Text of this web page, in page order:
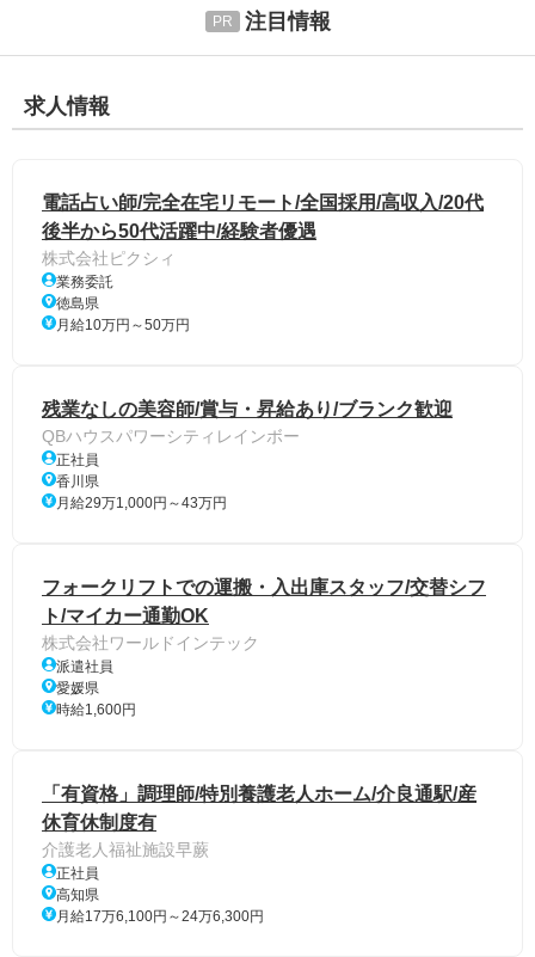
注目情報
求人情報
電話占い師/完全在宅リモート/全国採用/高収入/20代
後半から50代活躍中/経験者優遇
株式会社ピクシィ
業務委託
徳島県
月給10万円～50万円
残業なしの美容師/賞与・昇給あり/ブランク歓迎
QBハウスパワーシティレインボー
正社員
香川県
月給29万1,000円～43万円
フォークリフトでの運搬・入出庫スタッフ/交替シフ
ト/マイカー通勤OK
株式会社ワールドインテック
派遣社員
愛媛県
時給1,600円
「有資格」調理師/特別養護老人ホーム/介良通駅/産
休育休制度有
介護老人福祉施設早蕨
正社員
高知県
月給17万6,100円～24万6,300円